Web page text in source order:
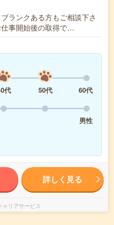
ランクある方もご相談下さ
事開始後の取得で…
代 50代
60代
男性
詳しく見る
リアサービス